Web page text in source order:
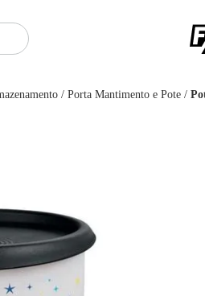
/ Porta Mantimento e Pote /